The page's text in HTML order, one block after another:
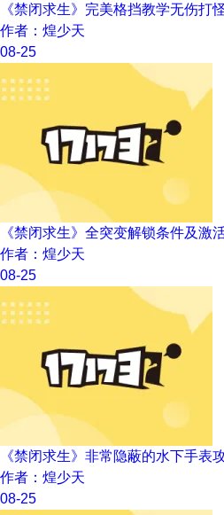
《禁闭求生》完美格挡教学无伤打
作者：煌少天
08-25
《禁闭求生》全突变解锁条件及激
作者：煌少天
08-25
《禁闭求生》非常隐蔽的水下手表
作者：煌少天
08-25